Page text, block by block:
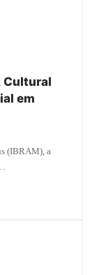
Cultural
em
(IBRAM), a